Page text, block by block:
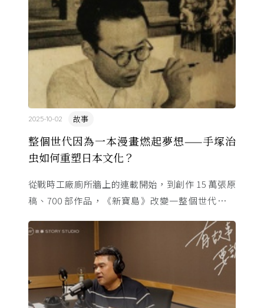
整個世代因為一本漫畫燃起夢想——手塚治
虫如何重塑日本文化？
故事
2025-10-02
從戰時工廠廁所牆上的連載開始，到創作 15 萬張原
稿、700 部作品，《新寶島》改變一整個世代的命
改寫日本的文化 ...